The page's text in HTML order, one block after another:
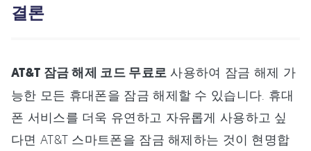
결론
AT&T 잠금 해제 코드 무료로 사용하여 잠금 해제 가
능한 모든 휴대폰을 잠금 해제할 수 있습니다. 휴대
폰 서비스를 더욱 유연하고 자유롭게 사용하고 싶
다면 AT&T 스마트폰을 잠금 해제하는 것이 현명합